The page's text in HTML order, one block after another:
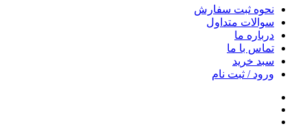
نحوه ثبت سفارش
سوالات متداول
درباره ما
تماس با ما
سبد خرید
ورود / ثبت نام